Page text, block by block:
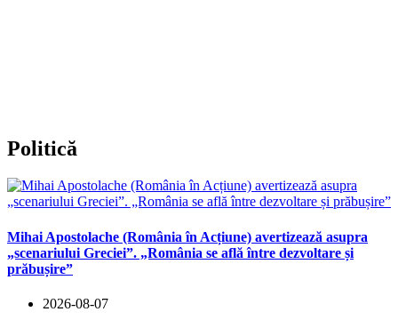
Politică
Mihai Apostolache (România în Acțiune) avertizează asupra
„scenariului Greciei”. „România se află între dezvoltare și
prăbușire”
2026-08-07